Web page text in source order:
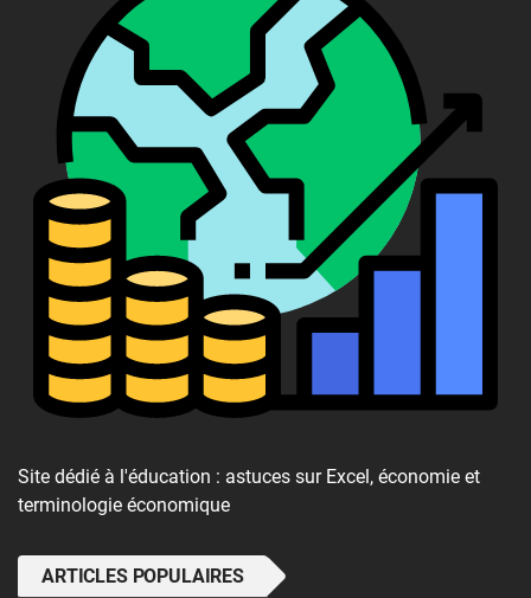
Site dédié à l'éducation : astuces sur Excel, économie et
terminologie économique
ARTICLES POPULAIRES